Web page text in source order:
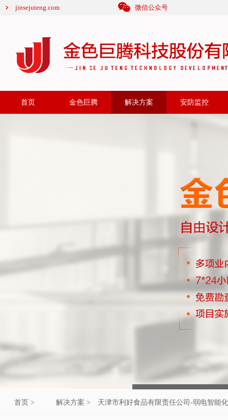
jinsejuteng.com 微信公众号
首页 金色巨腾 解决方案 安防监控
首页 > 解决方案 > 天津市利好食品有限责任公司-弱电智能化